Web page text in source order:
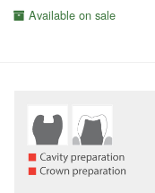
Available on sale